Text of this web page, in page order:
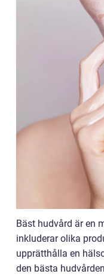
Bäst hudvård är en
inkluderar olika
upprätthålla en
den bästa